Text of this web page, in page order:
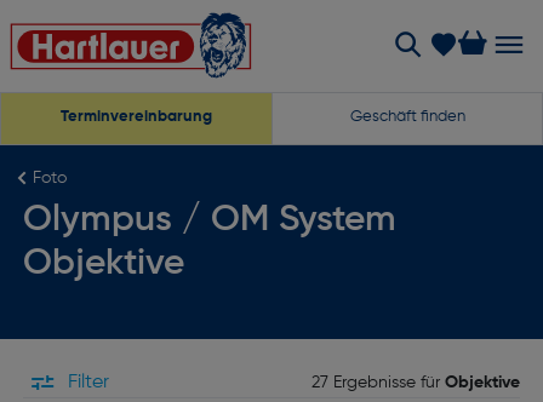
Terminvereinbarung Geschäft finden
Foto
Olympus / OM System
Objektive
Filter 27 Ergebnisse für Objektive